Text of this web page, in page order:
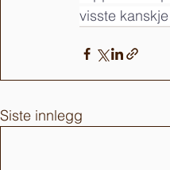
visste
Siste innlegg